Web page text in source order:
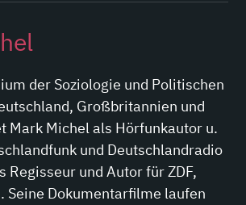
der Soziologie und Politischen
Großbritannien und
Mark Michel als Hörfunkautor u.
und Deutschlandradio
Regisseur und Autor für ZDF,
Seine Dokumentarfilme laufen